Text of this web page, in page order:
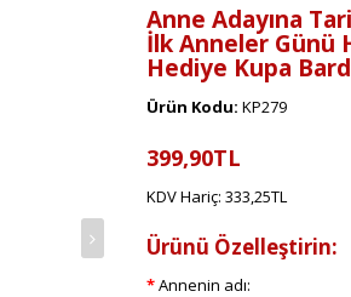
Anne Adayına
İlk Anneler Günü
Hediye Kupa
Ürün Kodu: KP279
399,90TL
KDV Hariç: 333,25TL
Ürünü Özelleştirin:
Annenin adı: